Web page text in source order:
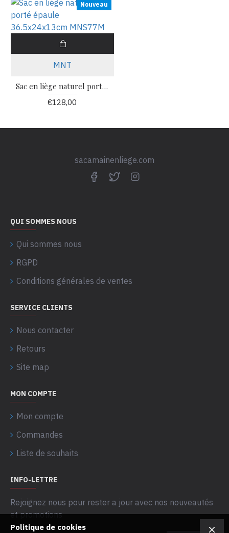
Nouveau
MNT
Sac en liège naturel porté épaule 36.5x24x13cm MNS77M
€128,00
sacamainenliege.com
QUI SOMMES NOUS
Qui sommes nous
RGPD
Conditions générales de ventes
SERVICE CLIENTS
Nous contacter
Retours
Site map
MON COMPTE
Mon compte
Commandes
Liste de souhaits
INFO-LETTRE
Rejoignez nous pour rester a jour avec nos nouveautés
et promotions
Politique de cookies